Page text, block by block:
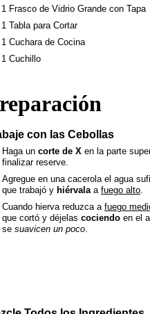
1 Frasco de Vidrio Grande con Tapa
1 Tabla para Cortar
1 Cuchara de Cocina
1 Cuchillo
con las Cebollas
Haga un corte de X en la parte
finalizar reserve.
Agregue en una cacerola el agua
que trabajó y hiérvalaa fuego alto.
Cuando hierva reduzca a fuego
que cortó y déjelas cociendo en el
se suavicen un poco.